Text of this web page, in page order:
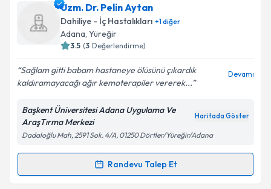
Dr. Emel Gürkaniçin randevu takvimi talebi
oluşturun. Size bu uzmandan randevu almanız için bir
takvim hazırlandığında e-posta ile bilgilendireceğiz.
Kişisel verilerimin işlenmesine ilişkin
Aydınlatma
Metni'ni okudum ve kişisel verilerimin belirtilen
kapsamda işlenmesini kabul ediyorum.
Takvim Talebini Gönder
Uzm. Dr. Pelin Aytan
Dahiliye - İç Hastalıkları +1diğer
Adana, Yüreğir
3.5 (3 Değerlendirme)
Sağlam gitti babam hastaneye ölüsünü çıkardık
kaldıramayacağı ağır kemoterapiler vererek...
Devamı
Başkent Üniversitesi Adana Uygulama Ve
AraşTırma Merkezi
Haritada Göster
Dadaloğlu Mah, 2591 Sok. 4/A, 01250 Dörtler/Yüreğir/Adana
Randevu Talep Et
Randevu Takvimi Talebi